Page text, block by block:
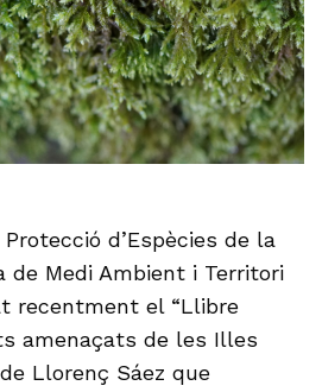
d’Espècies de la
de Medi Ambient i Territori
recentment el “Llibre
amenaçats de les Illes
Llorenç Sáez que